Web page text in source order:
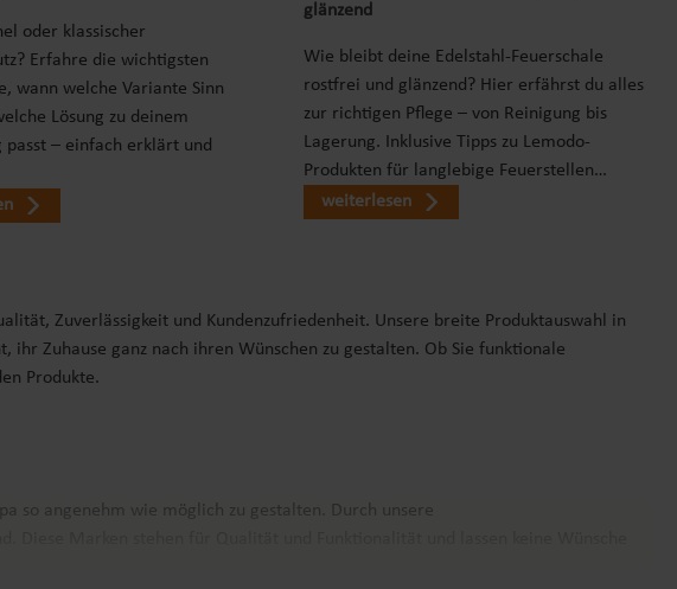
oder klassischer
Erfahre die wichtigsten
wann welche Variante Sinn
Lösung zu deinem
passt – einfach erklärt und
glänzend
Wie bleibt deine Edelstahl-Feuerschale
rostfrei und glänzend? Hier erfährst du alles
zur richtigen Pflege – von Reinigung bis
Lagerung. Inklusive Tipps zu Lemodo-
Produkten für langlebige Feuerstellen…
weiterlesen
Zuverlässigkeit und Kundenzufriedenheit. Unsere breite Produktauswahl in
Zuhause ganz nach ihren Wünschen zu gestalten. Ob Sie funktionale
Produkte.
so angenehm wie möglich zu gestalten. Durch unsere
Marken stehen für Qualität und Funktionalität und lassen keine Wünsche